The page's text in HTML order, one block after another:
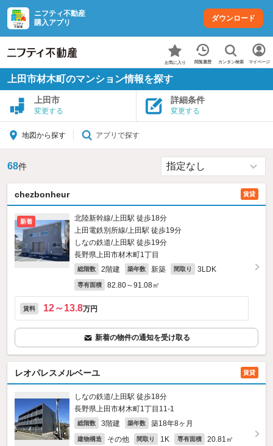
ニフティ不動産
購入アプリ
ダウンロード
お気に入り 閲覧履歴 カンタン検索 マイページ
上田市材木町のマンション情報を探す
上田市
変更する
詳細条件
変更する
地図から探す アプリで探す
68件
chezbonheur 賃貸
新着
北陸新幹線/上田駅 徒歩18分
上田電鉄別所線/上田駅 徒歩19分
しなの鉄道/上田駅 徒歩19分
長野県上田市材木町1丁目
総階数 2階建 築年数 新築 間取り 3LDK
専有面積 82.80～91.08㎡
賃料 12～13.8万円
新着の物件の通知を受け取る
レオパレスメルベーユ 賃貸
しなの鉄道/上田駅 徒歩18分
長野県上田市材木町1丁目11-1
総階数 3階建 築年数 築18年8ヶ月
建物構造 その他 間取り 1K 専有面積 20.81㎡